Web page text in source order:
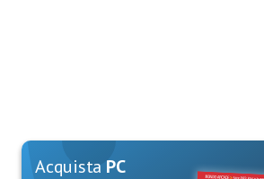
Acquista PC